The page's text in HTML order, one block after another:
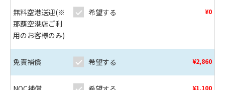
無料空港送迎(※
那覇空港店ご利
用のお客様のみ)
希望する ¥0
免責補償 希望する ¥2,860
¥1,100